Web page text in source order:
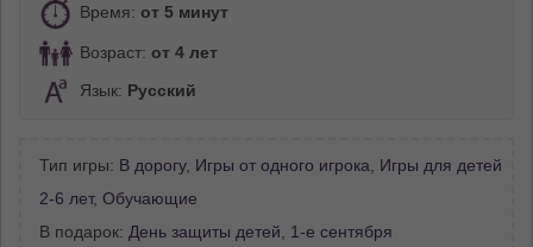
Время: от 5 минут
Возраст: от 4 лет
Язык: Русский
Тип игры: В дорогу, Игры от одного игрока
Игры для детей
2-6 лет, Обучающие
В подарок: День защиты детей
1-е сентября